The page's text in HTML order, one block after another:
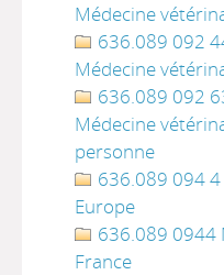
Médecine
636.089 092
Médecine
636.089 092
Médecine
personne
636.089 094
Europe
636.089 0944
France